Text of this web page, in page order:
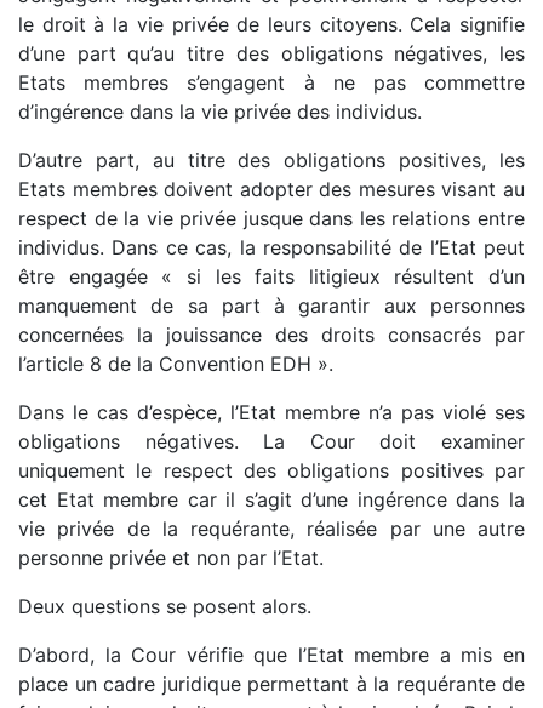
le droit à la vie privée de leurs citoyens. Cela signifie
d’une part qu’au titre des obligations négatives, les
Etats membres s’engagent à ne pas commettre
d’ingérence dans la vie privée des individus.
D’autre part, au titre des obligations positives, les
Etats membres doivent adopter des mesures visant au
respect de la vie privée jusque dans les relations entre
individus. Dans ce cas, la responsabilité de l’Etat peut
être engagée « si les faits litigieux résultent d’un
manquement de sa part à garantir aux personnes
concernées la jouissance des droits consacrés par
l’article 8 de la Convention EDH ».
Dans le cas d’espèce, l’Etat membre n’a pas violé ses
obligations négatives. La Cour doit examiner
uniquement le respect des obligations positives par
cet Etat membre car il s’agit d’une ingérence dans la
vie privée de la requérante, réalisée par une autre
personne privée et non par l’Etat.
Deux questions se posent alors.
D’abord, la Cour vérifie que l’Etat membre a mis en
place un cadre juridique permettant à la requérante de